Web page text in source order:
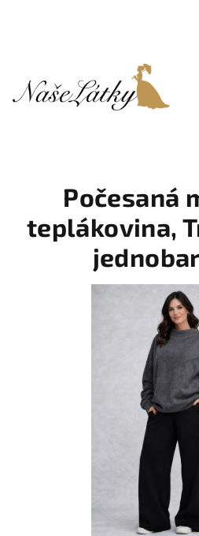
Počesaná
teplákovina,